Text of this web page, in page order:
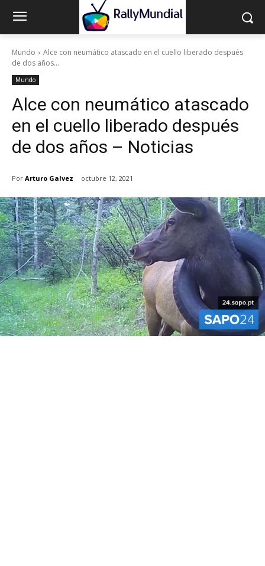
Mundo
Alce con neumático atascado en el cuello liberado después
de dos años...
Mundo
Alce con neumático atascado
en el cuello liberado después
de dos años – Noticias
Por Arturo Galvez octubre 12, 2021